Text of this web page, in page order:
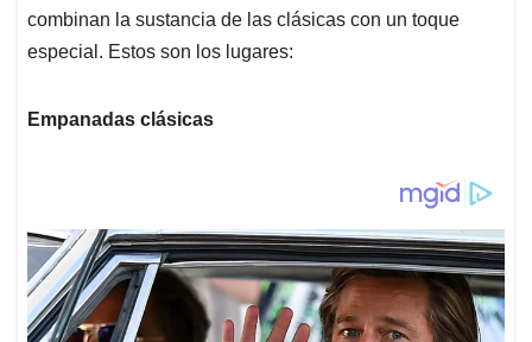
combinan la sustancia de las clásicas con un toque
especial. Estos son los lugares:
Empanadas clásicas